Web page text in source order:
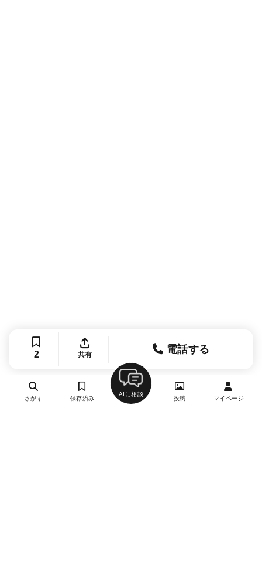
2 共有 電話する
さがす 保存済み
AIに相談
投稿 マイページ